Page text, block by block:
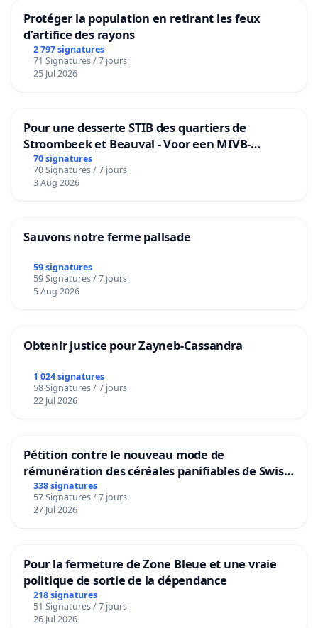
Protéger la population en retirant les feux
d’artifice des rayons
2 797 signatures
71 Signatures / 7 jours
25 Jul 2026
Pour une desserte STIB des quartiers de
Stroombeek et Beauval - Voor een MIVB-
bediening van de wijken Strombeek en Het
Voor
70 signatures
70 Signatures / 7 jours
3 Aug 2026
Sauvons notre ferme pallsade
59 signatures
59 Signatures / 7 jours
5 Aug 2026
Obtenir justice pour Zayneb-Cassandra
1 024 signatures
58 Signatures / 7 jours
22 Jul 2026
Pétition contre le nouveau mode de
rémunération des céréales panifiables de Swiss
granum basé sur la teneur en protéines
338 signatures
57 Signatures / 7 jours
27 Jul 2026
Pour la fermeture de Zone Bleue et une vraie
politique de sortie de la dépendance
218 signatures
51 Signatures / 7 jours
26 Jul 2026